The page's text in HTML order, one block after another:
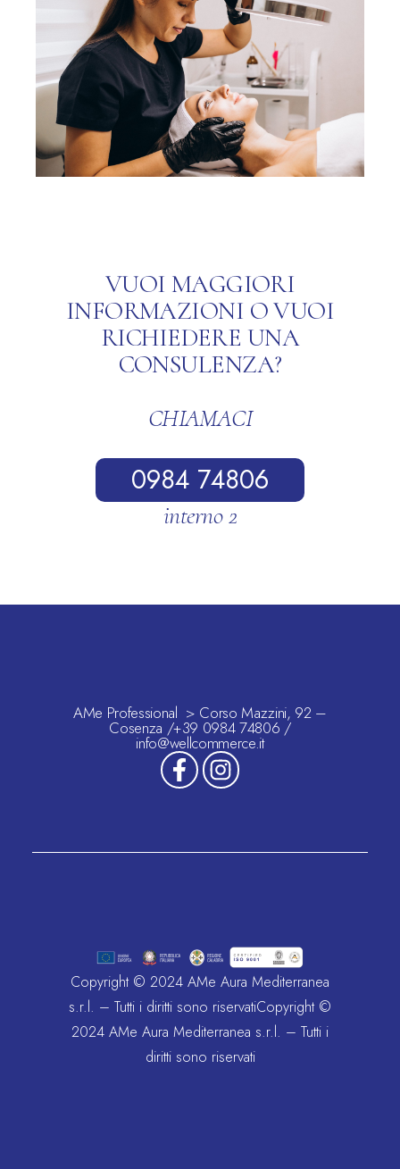
VUOI MAGGIORI
INFORMAZIONI O VUOI
RICHIEDERE UNA
CONSULENZA?
CHIAMACI
0984 74806
interno 2
AMe Professional > Corso Mazzini, 92 –
Cosenza /+39 0984 74806 /
info@wellcommerce.it
Copyright © 2024 AMe Aura Mediterranea
s.r.l. – Tutti i diritti sono riservatiCopyright ©
2024 AMe Aura Mediterranea s.r.l. – Tutti i
diritti sono riservati